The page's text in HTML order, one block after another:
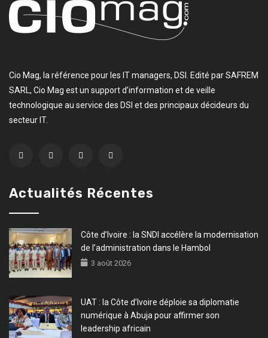
Cio Mag, la référence pour les IT managers, DSI. Edité par SAFREM
SARL, Cio Mag est un support d’information et de veille
technologique au service des DSI et des principaux décideurs du
secteur IT.
Actualités Récentes
Côte d’Ivoire : la SNDI accélère la modernisation
de l’administration dans le Hambol
3 août 2026
UAT : la Côte d’Ivoire déploie sa diplomatie
numérique à Abuja pour affirmer son
leadership africain